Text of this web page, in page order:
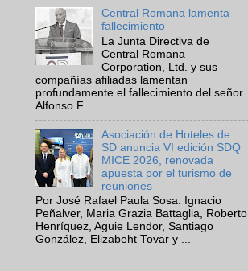
Central Romana lamenta
fallecimiento
La Junta Directiva de
Central Romana
Corporation, Ltd. y sus
compañías afiliadas lamentan
profundamente el fallecimiento del señor
Alfonso F...
Asociación de Hoteles de
SD anuncia VI edición SDQ
MICE 2026, renovada
apuesta por el turismo de
reuniones
Por José Rafael Paula Sosa. Ignacio
Peñalver, Maria Grazia Battaglia, Roberto
Henríquez, Aguie Lendor, Santiago
González, Elizabeht Tovar y ...